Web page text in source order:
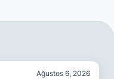
Ağustos 6, 2026